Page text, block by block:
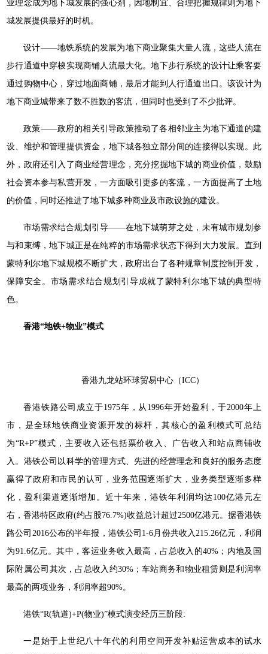
业理念成为地下城发展的强心剂，因地制宜、合理把握规律则为地下
城发展提供最好的时机。
设计——地铁系统的发展为地下商业聚集大量人流，这些人流在
步行通道中穿梭实现商铺人流最大化。地下步行系统的设计让乘客要
通过购物中心，穿过地面商铺，最后才能到人行通道出口。该设计为
地下商业城带来了数不胜数的客流，但同时也受到了不少批评。
政策——政府的相关引导政策推动了各相邻业主为地下通道的建
设、维护和管理提供资金，地下城各独立部分间的连接得以实现。此
外，政府还引入了商业经营理念，充分挖掘地下城的商业价值，鼓励
社会资本参与私营开发，一方面吸引更多的客流，一方面提高了土地
的价值，冋时还推进了地下城多种商业及市政设施的建设。
市场需求结合规划引导——在地下城萌芽之处，未有城市规划参
与和束缚，地下城正是在纯粹的市场需求状态下得到大力发展。直到
蒙特利尔地下城规模不断扩大，政府出台了各种规章制度控制开发，
保障安全。市场需求结合规划引导成就了蒙特利尔地下城的典型特
色。
香港“地铁+物业”模式
香港九龙站环球贸易中心（ICC）
香港铁路公司成立于1975年，从1996年开始盈利，于2000年上
市，是全球地铁商业资源开发的标杆，其核心的盈利模式可总结
为“R+P”模式，主要收入还包括票价收入、广告收入和站点商铺收
入。港铁公司以科学的管理方式、先进的经营理念和良好的服务态度
赢得了政府和市民的认可，业务范围逐渐扩大，业务类型逐渐多样
化，盈利渠道逐渐增加。近十年来，港铁年利润均达100亿港元左
右，香港特区政府(约占股76.7%)收益总计超过2500亿港元。据香港铁
路公司2016公布的半年报，港铁公司1-6月份共收入215.26亿元，利润
为91.6亿元。其中，客运业务收入最高，占总收入的40%；内地及国
际附属公司其次，占总收入约30%；车站商务和物业租赁则是利润率
最高的两项业务，利润率超90%。
港铁“R(轨道)+P(物业)”模式演变经历三阶段:
一是始于上世纪八十年代的利用空间开发补贴运营成本的试水